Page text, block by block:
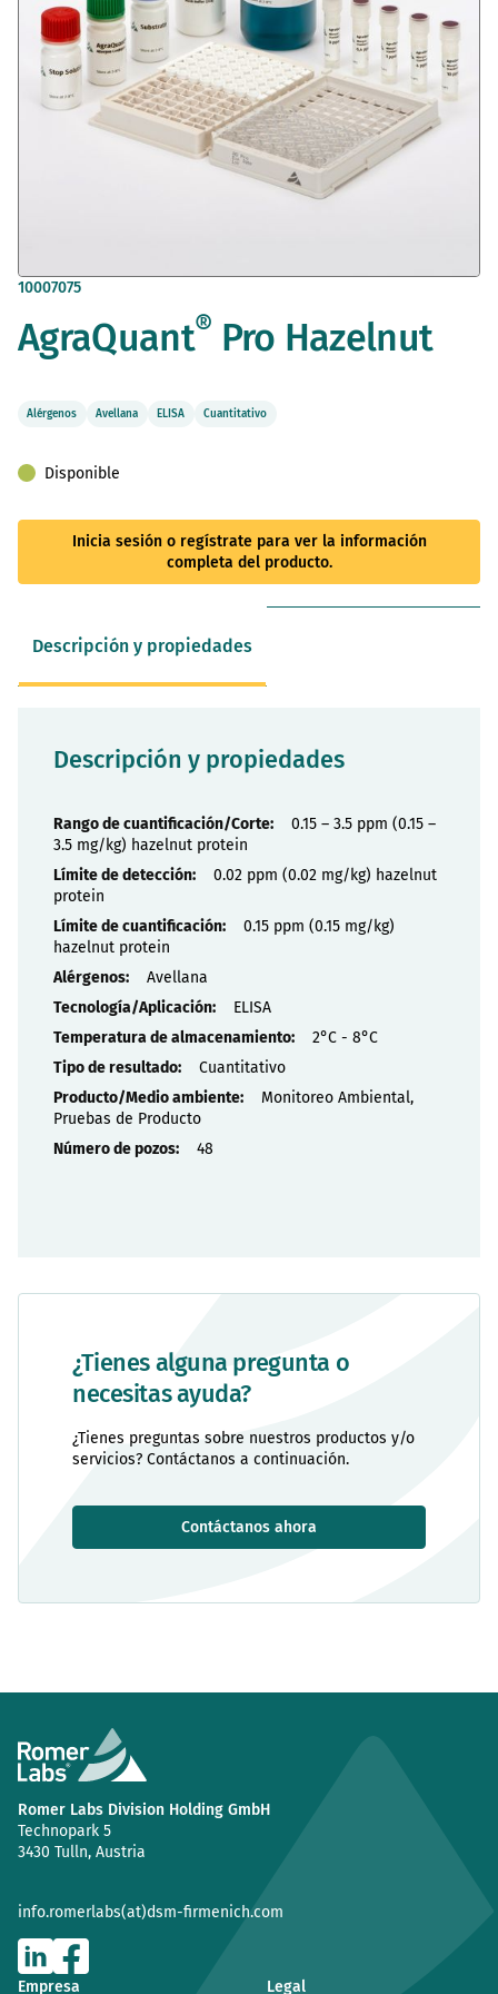
Saltar
comienzo
de
de
10007075
AgraQuant® Pro Hazelnut
Alérgenos Avellana ELISA Cuantitativo
Disponible
Inicia sesión o regístrate para ver la información
completa del producto.
¿Tienes alguna pregunta o
necesitas ayuda?
¿Tienes preguntas sobre nuestros productos y/o
servicios? Contáctanos a continuación.
Contáctanos ahora
Descripción y propiedades
Descripción y propiedades
Propiedades
0.15 – 3.5 ppm (0.15 –
3.5 mg/kg) hazelnut protein
0.02 ppm (0.02 mg/kg) hazelnut
protein
0.15 ppm (0.15 mg/kg)
hazelnut protein
Avellana
ELISA
2°C - 8°C
Cuantitativo
Monitoreo Ambiental,
Pruebas de Producto
48
Romer Labs Division Holding GmbH
Technopark 5
3430 Tulln, Austria
info.romerlabs(at)dsm-firmenich.com
Empresa Legal